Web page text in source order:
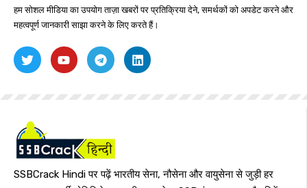
हम सोशल मीडिया का उपयोग ताज़ा खबरों पर प्रतिक्रिया देने, समर्थकों को अपडेट करने और
महत्वपूर्ण जानकारी साझा करने के लिए करते हैं।
SSBCrack Hindi पर पढ़ें भारतीय सेना, नौसेना और वायुसेना से जुड़ी हर